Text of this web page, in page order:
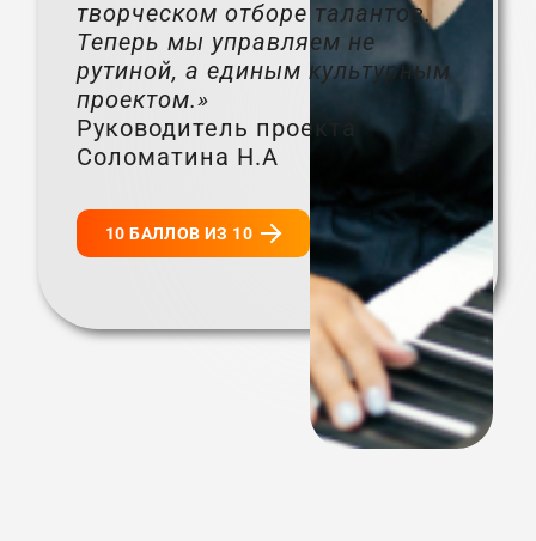
творческом отборе талантов.
Теперь мы управляем не
рутиной, а единым культурным
проектом.»
Руководитель проекта
Соломатина Н.А
10 БАЛЛОВ ИЗ 10